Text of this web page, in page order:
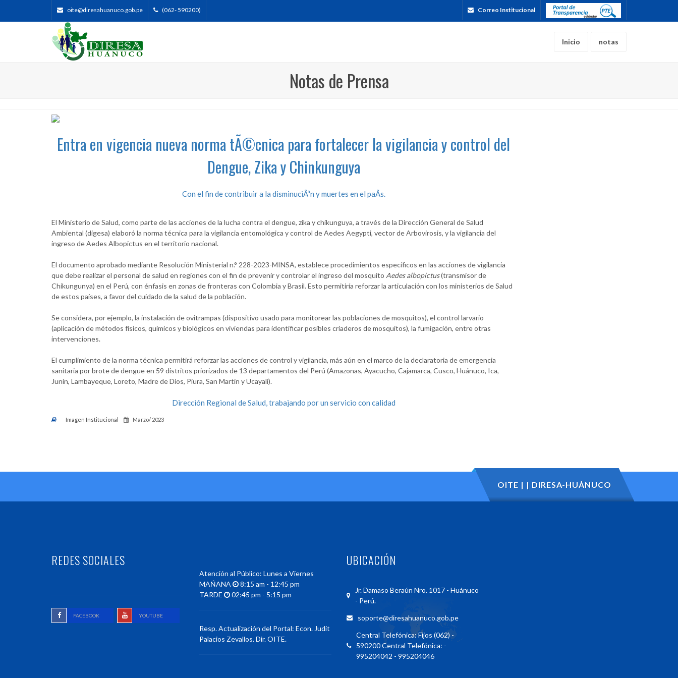
oite@diresahuanuco.gob.pe (062- 590200) Correo Institucional
Inicio notas
Notas de Prensa
Entra en vigencia nueva norma tÃ©cnica para fortalecer la vigilancia y control del
Dengue, Zika y Chinkunguya
Con el fin de contribuir a la disminuciÃ³n y muertes en el paÃ­s.
El Ministerio de Salud, como parte de las acciones de la lucha contra el dengue, zika y chikunguya, a través de la Dirección General de Salud
Ambiental (digesa) elaboró la norma técnica para la vigilancia entomológica y control de Aedes Aegypti, vector de Arbovirosis, y la vigilancia del
ingreso de Aedes Albopictus en el territorio nacional.
El documento aprobado mediante Resolución Ministerial n.° 228-2023-MINSA, establece procedimientos específicos en las acciones de vigilancia
que debe realizar el personal de salud en regiones con el fin de prevenir y controlar el ingreso del mosquito Aedes albopictus(transmisor de
Chikungunya) en el Perú, con énfasis en zonas de fronteras con Colombia y Brasil. Esto permitiría reforzar la articulación con los ministerios de Salud
de estos países, a favor del cuidado de la salud de la población.
Se considera, por ejemplo, la instalación de ovitrampas (dispositivo usado para monitorear las poblaciones de mosquitos), el control larvario
(aplicación de métodos físicos, químicos y biológicos en viviendas para identificar posibles criaderos de mosquitos), la fumigación, entre otras
intervenciones.
El cumplimiento de la norma técnica permitirá reforzar las acciones de control y vigilancia, más aún en el marco de la declaratoria de emergencia
sanitaria por brote de dengue en 59 distritos priorizados de 13 departamentos del Perú (Amazonas, Ayacucho, Cajamarca, Cusco, Huánuco, Ica,
Junín, Lambayeque, Loreto, Madre de Dios, Piura, San Martin y Ucayali).
Dirección Regional de Salud, trabajando por un servicio con calidad
Imagen Institucional Marzo/ 2023
OITE | | DIRESA-HUÁNUCO
REDES SOCIALES
FACEBOOK YOUTUBE
Atención al Público: Lunes a Viernes
MAŃANA
8:15 am - 12:45 pm
TARDE
02:45 pm - 5:15 pm
Resp. Actualización del Portal: Econ. Judit
Palacios Zevallos. Dir. OITE.
UBICACIÓN
Jr. Damaso Beraún Nro. 1017 - Huánuco
- Perú.
soporte@diresahuanuco.gob.pe
Central Telefónica: Fijos (062) -
590200 Central Telefónica: -
995204042 - 995204046